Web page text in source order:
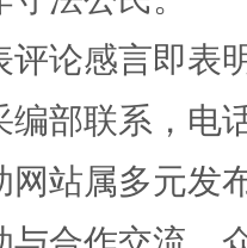
评论感言即表
编部联系，电
网站属多元发